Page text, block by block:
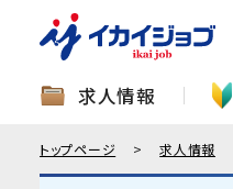
求人情報
トップページ 求人情報